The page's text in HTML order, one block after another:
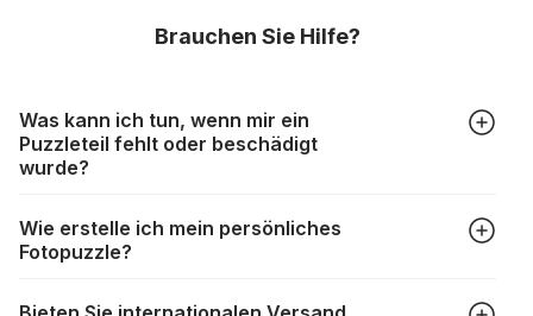
Brauchen Sie Hilfe?
Was kann ich tun, wenn mir ein
Puzzleteil fehlt oder beschädigt
wurde?
aber trotzdem kann es vorkommen, dass Teile beschädigt
werden oder verloren gehen. Mit solchen Fällen gehen
https://www.puzzle.de/puzzleteile-fehlen.html
Wie erstelle ich mein persönliches
Fotopuzzle?